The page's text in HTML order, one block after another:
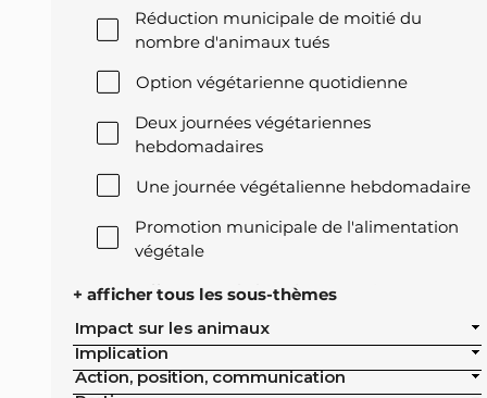
Réduction municipale de moitié du
nombre d'animaux tués
Option végétarienne quotidienne
Deux journées végétariennes
hebdomadaires
Une journée végétalienne hebdomadaire
Promotion municipale de l'alimentation
végétale
Offre végétale lors des réceptions
Exclusion de l'élevage intensif des achats
publics de la ville
+ afficher tous les sous-thèmes
Impact sur les animaux
Implication
Action, position, communication